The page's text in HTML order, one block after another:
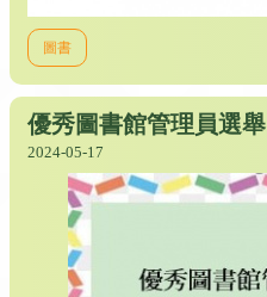
圖書
優秀圖書館管理員選舉
2024-05-17